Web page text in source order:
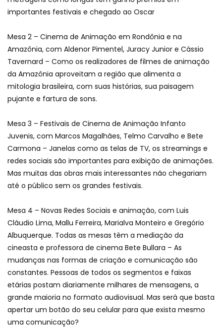
importantes festivais e chegado ao Oscar
Mesa 2 – Cinema de Animação em Rondônia e na
Amazônia, com Aldenor Pimentel, Juracy Junior e Cássio
Tavernard – Como os realizadores de filmes de animação
da Amazônia aproveitam a região que alimenta a
mitologia brasileira, com suas histórias, sua paisagem
pujante e fartura de sons.
Mesa 3 – Festivais de Cinema de Animação Infanto
Juvenis, com Marcos Magalhães, Telmo Carvalho e Bete
Carmona – Janelas como as telas de TV, os streamings e
redes sociais são importantes para exibição de animações.
Mas muitas das obras mais interessantes não chegariam
até o público sem os grandes festivais.
Mesa 4 – Novas Redes Sociais e animação, com Luis
Cláudio Lima, Mallu Ferreira, Marialva Monteiro e Gregório
Albuquerque. Todas as mesas têm a mediação da
cineasta e professora de cinema Bete Bullara – As
mudanças nas formas de criação e comunicação são
constantes. Pessoas de todos os segmentos e faixas
etárias postam diariamente milhares de mensagens, a
grande maioria no formato audiovisual. Mas será que basta
apertar um botão do seu celular para que exista mesmo
uma comunicação?